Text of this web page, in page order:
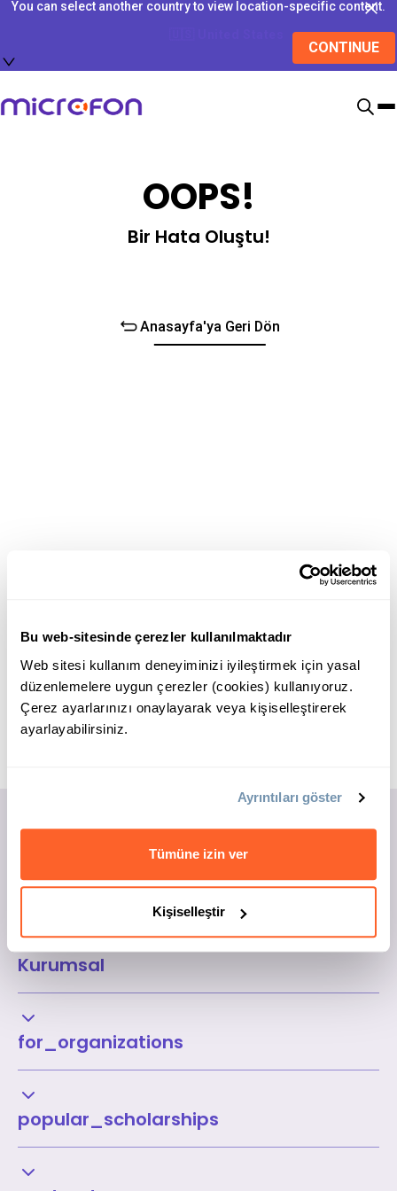
Bu web-sitesinde çerezler kullanılmaktadır
Web sitesi kullanım deneyiminizi iyileştirmek için yasal
düzenlemelere uygun çerezler (cookies) kullanıyoruz.
Çerez ayarlarınızı onaylayarak veya kişiselleştirerek
ayarlayabilirsiniz.
Ayrıntıları göster
Tümüne izin ver
Kişiselleştir
You can select another country to view location-specific content.
CONTINUE
OOPS!
Bir Hata Oluştu!
Anasayfa'ya Geri Dön
Kurumsal
for_organizations
popular_scholarships